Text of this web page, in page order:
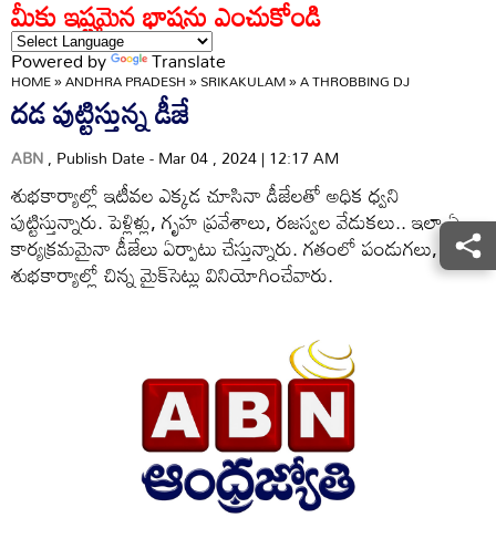
మీకు ఇష్టమైన భాషను ఎంచుకోండి
Powered by Translate
HOME»ANDHRA PRADESH»SRIKAKULAM»A THROBBING DJ
దడ పుట్టిస్తున్న డీజే
ABN, Publish Date - Mar 04 , 2024 | 12:17 AM
శుభకార్యాల్లో ఇటీవల ఎక్కడ చూసినా డీజేలతో అధిక ధ్వని
పుట్టిస్తున్నారు. పెళ్లిళ్లు, గృహ ప్రవేశాలు, రజస్వల వేడుకలు.. ఇలా ఏ
కార్యక్రమమైనా డీజేలు ఏర్పాటు చేస్తున్నారు. గతంలో పండుగలు,
శుభకార్యాల్లో చిన్న మైక్‌సెట్లు వినియోగించేవారు.